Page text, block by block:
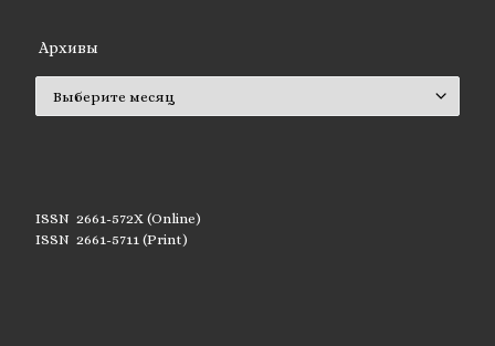
Архивы
ISSN 2661-572X (Online)
ISSN 2661-5711 (Print)